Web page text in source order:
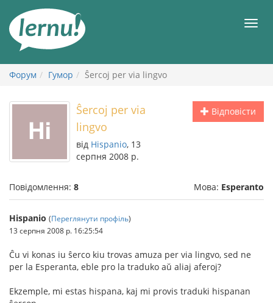
змісту
Форум Гумор Ŝercoj per via lingvo
Відповісти
Ŝercoj per via
lingvo
від Hispanio, 13
серпня 2008 р.
Повідомлення: 8 Мова: Esperanto
Hispanio (Переглянути профіль)
13 серпня 2008 р. 16:25:54
Ĉu vi konas iu ŝerco kiu trovas amuza per via lingvo, sed ne
per la Esperanta, eble pro la traduko aŭ aliaj aferoj?
Ekzemple, mi estas hispana, kaj mi provis traduki hispanan